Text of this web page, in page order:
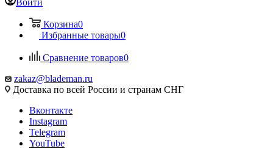
Войти
Корзина0
Избранные товары0
Сравнение товаров0
zakaz@blademan.ru
Доставка по всей России и странам СНГ
Вконтакте
Instagram
Telegram
YouTube